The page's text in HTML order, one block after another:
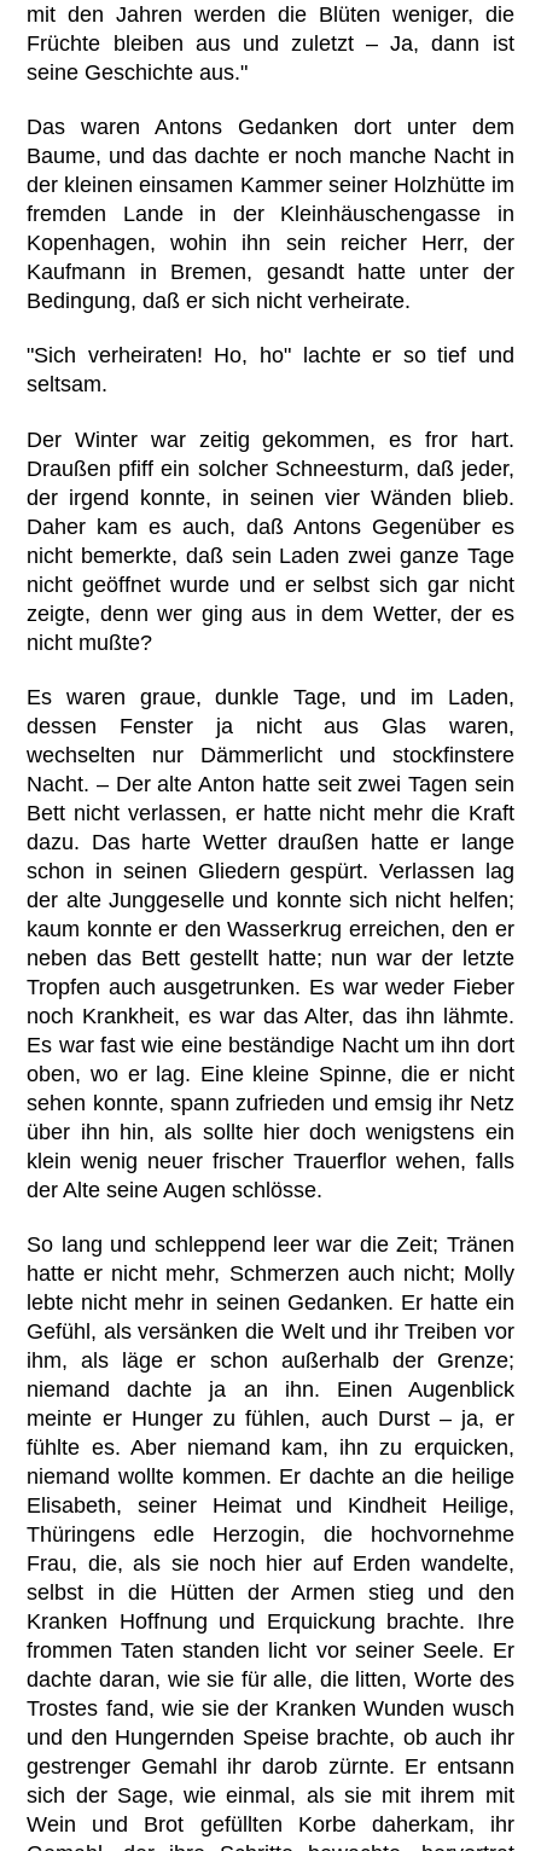
mit den Jahren werden die Blüten weniger, die
Früchte bleiben aus und zuletzt – Ja, dann ist
seine Geschichte aus."
Das waren Antons Gedanken dort unter dem
Baume, und das dachte er noch manche Nacht in
der kleinen einsamen Kammer seiner Holzhütte im
fremden Lande in der Kleinhäuschengasse in
Kopenhagen, wohin ihn sein reicher Herr, der
Kaufmann in Bremen, gesandt hatte unter der
Bedingung, daß er sich nicht verheirate.
"Sich verheiraten! Ho, ho" lachte er so tief und
seltsam.
Der Winter war zeitig gekommen, es fror hart.
Draußen pfiff ein solcher Schneesturm, daß jeder,
der irgend konnte, in seinen vier Wänden blieb.
Daher kam es auch, daß Antons Gegenüber es
nicht bemerkte, daß sein Laden zwei ganze Tage
nicht geöffnet wurde und er selbst sich gar nicht
zeigte, denn wer ging aus in dem Wetter, der es
nicht mußte?
Es waren graue, dunkle Tage, und im Laden,
dessen Fenster ja nicht aus Glas waren,
wechselten nur Dämmerlicht und stockfinstere
Nacht. – Der alte Anton hatte seit zwei Tagen sein
Bett nicht verlassen, er hatte nicht mehr die Kraft
dazu. Das harte Wetter draußen hatte er lange
schon in seinen Gliedern gespürt. Verlassen lag
der alte Junggeselle und konnte sich nicht helfen;
kaum konnte er den Wasserkrug erreichen, den er
neben das Bett gestellt hatte; nun war der letzte
Tropfen auch ausgetrunken. Es war weder Fieber
noch Krankheit, es war das Alter, das ihn lähmte.
Es war fast wie eine beständige Nacht um ihn dort
oben, wo er lag. Eine kleine Spinne, die er nicht
sehen konnte, spann zufrieden und emsig ihr Netz
über ihn hin, als sollte hier doch wenigstens ein
klein wenig neuer frischer Trauerflor wehen, falls
der Alte seine Augen schlösse.
So lang und schleppend leer war die Zeit; Tränen
hatte er nicht mehr, Schmerzen auch nicht; Molly
lebte nicht mehr in seinen Gedanken. Er hatte ein
Gefühl, als versänken die Welt und ihr Treiben vor
ihm, als läge er schon außerhalb der Grenze;
niemand dachte ja an ihn. Einen Augenblick
meinte er Hunger zu fühlen, auch Durst – ja, er
fühlte es. Aber niemand kam, ihn zu erquicken,
niemand wollte kommen. Er dachte an die heilige
Elisabeth, seiner Heimat und Kindheit Heilige,
Thüringens edle Herzogin, die hochvornehme
Frau, die, als sie noch hier auf Erden wandelte,
selbst in die Hütten der Armen stieg und den
Kranken Hoffnung und Erquickung brachte. Ihre
frommen Taten standen licht vor seiner Seele. Er
dachte daran, wie sie für alle, die litten, Worte des
Trostes fand, wie sie der Kranken Wunden wusch
und den Hungernden Speise brachte, ob auch ihr
gestrenger Gemahl ihr darob zürnte. Er entsann
sich der Sage, wie einmal, als sie mit ihrem mit
Wein und Brot gefüllten Korbe daherkam, ihr